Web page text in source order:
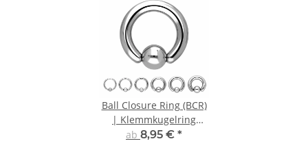
Ball Closure Ring (BCR)
| Klemmkugelring
Piercing | Silber | 2mm
ab 8,95 € *